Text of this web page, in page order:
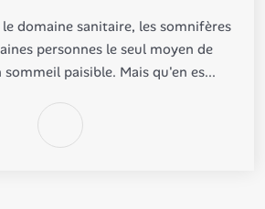
domaine sanitaire, les somnifères
personnes le seul moyen de
paisible. Mais qu'en es...